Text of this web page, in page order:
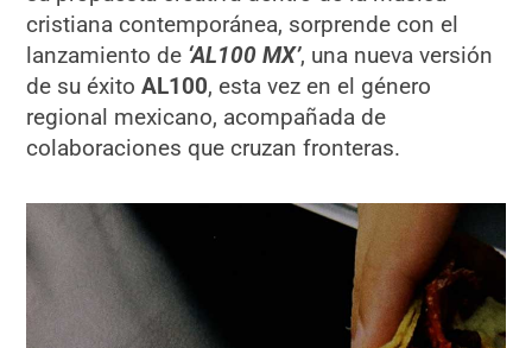
cristiana contemporánea, sorprende con el
lanzamiento de ‘AL100 MX’, una nueva versión
de su éxitoAL100, esta vez en el género
regional mexicano, acompañada de
colaboraciones que cruzan fronteras.